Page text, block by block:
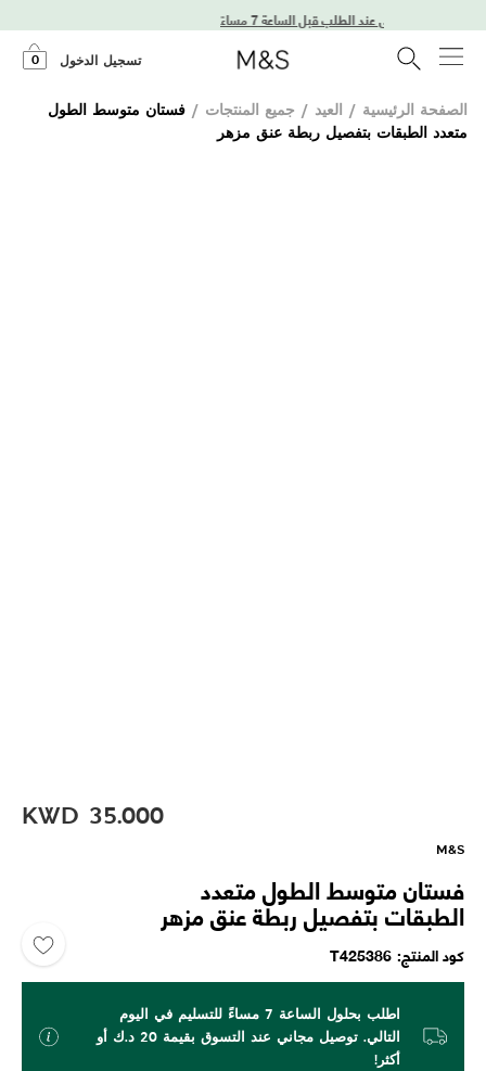
في اليوم التالي عند الطلب قبل الساعة 7 مساءً
تسجيل الدخول 0
الصفحة الرئيسية / العيد / جميع المنتجات / فستان متوسط الطول
متعدد الطبقات بتفصيل ربطة عنق مزهر
KWD 35.000
M&S
فستان متوسط الطول متعدد
الطبقات بتفصيل ربطة عنق مزهر
كود المنتج T425386
اطلب بحلول الساعة 7 مساءً للتسليم في اليوم
التالي. توصيل مجاني عند التسوق بقيمة 20 د.ك أو
أكثر!